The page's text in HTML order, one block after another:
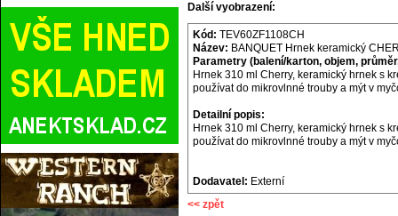
Další vyobrazení:
Kód: TEV60ZF1108CH
Název: BANQUET Hrnek keramický
Parametry (balení/karton, objem,
Hrnek 310 ml Cherry, keramický hrnek s
používat do mikrovlnné trouby a mýt v
Detailní popis:
Hrnek 310 ml Cherry, keramický hrnek s
používat do mikrovlnné trouby a mýt v
Dodavatel: Externí
<< zpět